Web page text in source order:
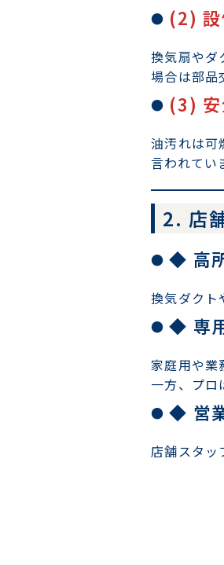
(2) 設
換気扇やダ
場合は部品
(3) 安
油汚れは可
言われてい
2. 店
◆ 高
換気ダクト
◆ 専
家庭用や業
一方、プロ
◆ 営
店舗スタッ